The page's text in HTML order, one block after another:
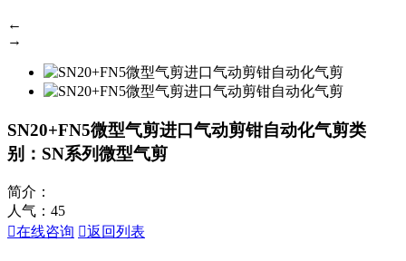
←
→
SN20+FN5微型气剪进口气动剪钳自动化气剪类
别：SN系列微型气剪
简介：
人气： 45
在线咨询 返回列表